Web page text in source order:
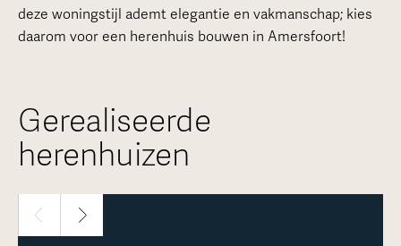
deze woningstijl ademt elegantie en vakmanschap; kies
daarom voor een herenhuis bouwen in Amersfoort!
Gerealiseerde
herenhuizen
Meer over deze woning
1 / 4